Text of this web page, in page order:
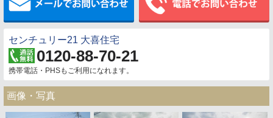
センチュリー21 大喜住宅
0120-88-70-21
携帯電話・PHSもご利用になれます。
画像・写真